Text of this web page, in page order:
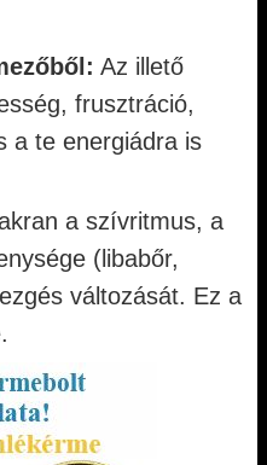
Az illető
frusztráció,
a te energiádra is
a szívritmus, a
(libabőr,
változását. Ez a